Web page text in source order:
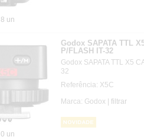
8 un
0 un
Godox SAPATA TTL
P/FLASH IT-32
Godox SAPATA TTL X5
32
Referência: X5C
Marca: Godox | filtrar